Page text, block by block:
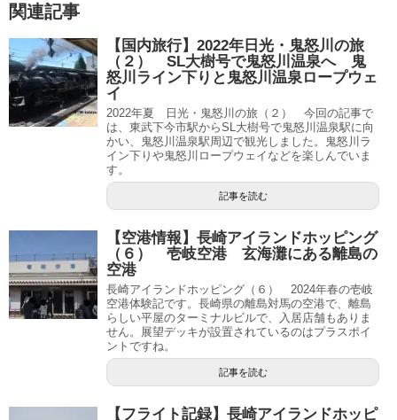
関連記事
【国内旅行】2022年日光・鬼怒川の旅
（２） SL大樹号で鬼怒川温泉へ 鬼
怒川ライン下りと鬼怒川温泉ロープウェ
イ
2022年夏 日光・鬼怒川の旅（２） 今回の記事で
は、東武下今市駅からSL大樹号で鬼怒川温泉駅に向
かい、鬼怒川温泉駅周辺で観光しました。鬼怒川ラ
イン下りや鬼怒川ロープウェイなどを楽しんでいま
す。
記事を読む
【空港情報】長崎アイランドホッピング
（６） 壱岐空港 玄海灘にある離島の
空港
長崎アイランドホッピング（６） 2024年春の壱岐
空港体験記です。長崎県の離島対馬の空港で、離島
らしい平屋のターミナルビルで、入居店舗もありま
せん。展望デッキが設置されているのはプラスポイ
ントですね。
記事を読む
【フライト記録】長崎アイランドホッピ